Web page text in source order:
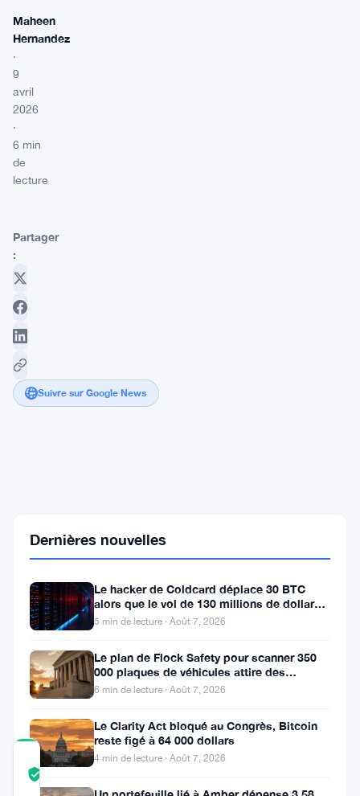
Maheen
Hernandez
·
9
avril
2026
·
6 min
de
lecture
Partager
:
Suivre sur Google News
PEPE
chute
token
COMMUNITY
SCORE
Dernières nouvelles
Le hacker de Coldcard déplace 30 BTC
alors que le vol de 130 millions de dollars
entre dans une nouvelle phase
5 min de lecture · Août 7, 2026
Le plan de Flock Safety pour scanner 350
000 plaques de véhicules attire des
poursuites et le retrait du LAPD
6 min de lecture · Août 7, 2026
Le Clarity Act bloqué au Congrès, Bitcoin
reste figé à 64 000 dollars
4 min de lecture · Août 7, 2026